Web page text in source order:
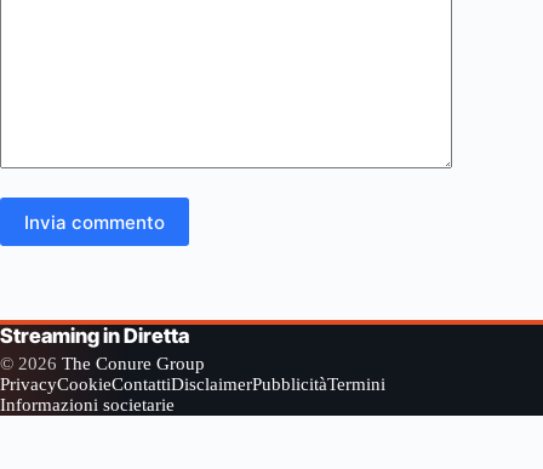
Invia commento
Streaming in Diretta
© 2026 The Conure Group
PrivacyCookieContattiDisclaimerPubblicitàTermini
Informazioni societarie